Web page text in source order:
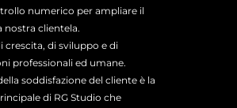
numerico per ampliare il
nostra clientela.
crescita, di sviluppo e di
professionali ed umane.
soddisfazione del cliente è la
di RG Studio che